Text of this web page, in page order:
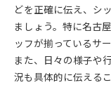
どを正確に伝え、シ
ましょう。特に名古
ッフが揃っているサ
また、日々の様子や
況も具体的に伝える